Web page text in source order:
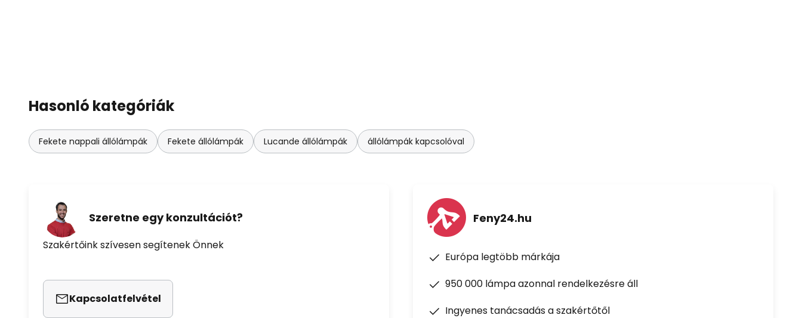
Hasonló kategóriák
Fekete nappali állólámpák Fekete állólámpák Lucande állólámpák állólámpák kapcsolóval
Szeretne egy konzultációt?
Szakértőink szívesen segítenek Önnek
Kapcsolatfelvétel
Feny24.hu
Európa legtöbb márkája
950 000 lámpa azonnal rendelkezésre áll
Ingyenes tanácsadás a szakértőtől